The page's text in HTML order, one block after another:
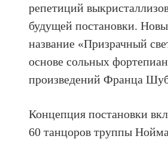
репетиций
будущей постановки.
название «Призрачный
основе сольных
произведений Франца
Концепция постановки
60 танцоров труппы